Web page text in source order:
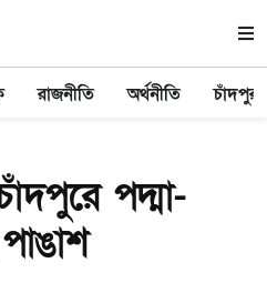
রাজনীতি অর্থনীতি চাঁদপুর
পদ্মা-